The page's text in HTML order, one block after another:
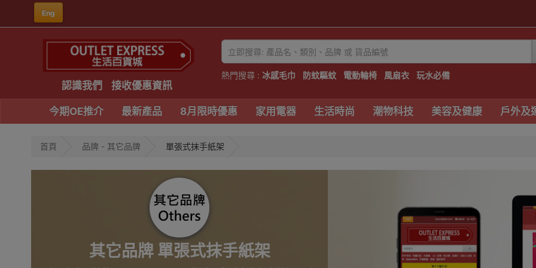
Eng
認識我們 接收優惠資訊
熱門搜尋 : 冰感毛巾 防蚊驅蚊 電動輪椅 風扇衣 玩水必備
今期OE推介 最新產品 8月限時優惠 家用電器 生活時尚 潮物科技 美容及健康 戶外及
首頁 品牌 - 其它品牌 單張式抹手紙架
其它品牌 單張式抹手紙架